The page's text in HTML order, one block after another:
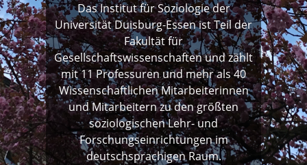
Das Institut für Soziologie der
Universität Duisburg-Essen ist Teil der
Fakultät für
Gesellschaftswissenschaften und zählt
mit 11 Professuren und mehr als 40
Wissenschaftlichen Mitarbeiterinnen
und Mitarbeitern zu den größten
soziologischen Lehr- und
Forschungseinrichtungen im
deutschsprachigen Raum.